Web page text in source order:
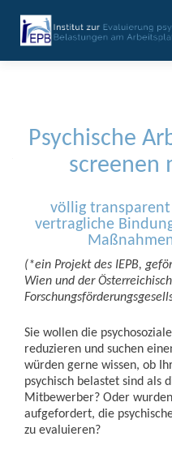
Psychische
screenen
völlig
vertragliche
(*ein Projekt des IEPB,
Wien und der
Sie wollen die
reduzieren und suchen
würden gerne wissen, ob
psychisch belastet sind als
Mitbewerber? Oder
aufgefordert, die
zu evaluieren?